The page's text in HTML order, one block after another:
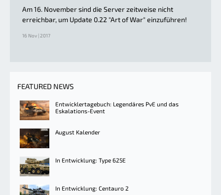
Am 16. November sind die Server zeitweise nicht
erreichbar, um Update 0.22 "Art of War" einzuführen!
16 Nov | 2017
FEATURED NEWS
Entwicklertagebuch: Legendäres PvE und das
Eskalations-Event
August Kalender
In Entwicklung: Type 625E
In Entwicklung: Centauro 2